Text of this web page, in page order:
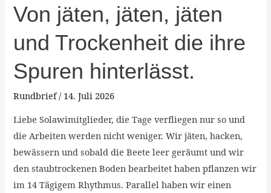
Von jäten, jäten, jäten
und Trockenheit die ihre
Spuren hinterlässt.
Rundbrief/ 14. Juli 2026
Liebe Solawimitglieder, die Tage verfliegen nur so und
die Arbeiten werden nicht weniger. Wir jäten, hacken,
bewässern und sobald die Beete leer geräumt und wir
den staubtrockenen Boden bearbeitet haben pflanzen wir
im 14 Tägigem Rhythmus. Parallel haben wir einen
Von
jäten,
jäten,
und
ihre
Spuren
hinterlässt.